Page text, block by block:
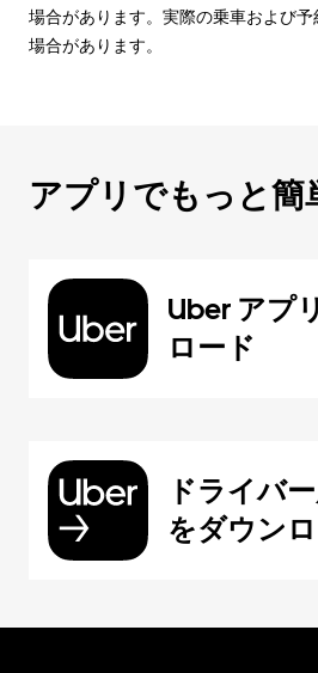
場合があります。実際の乗車および
場合があります。
アプリでもっと簡
Uber アプ
ロード
ドライバ
をダウン